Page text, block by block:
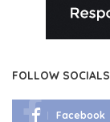
FOLLOW SOCIALS
Facebook